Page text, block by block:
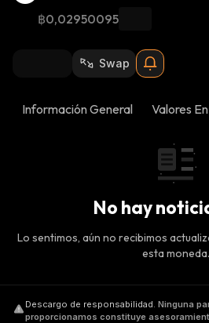
฿0,02950095
Swap
Información General Valores
No hay
Lo sentimos, aún no recibimos
esta moneda.
Descargo de responsabilidad. Ninguna
proporcionamos constituye